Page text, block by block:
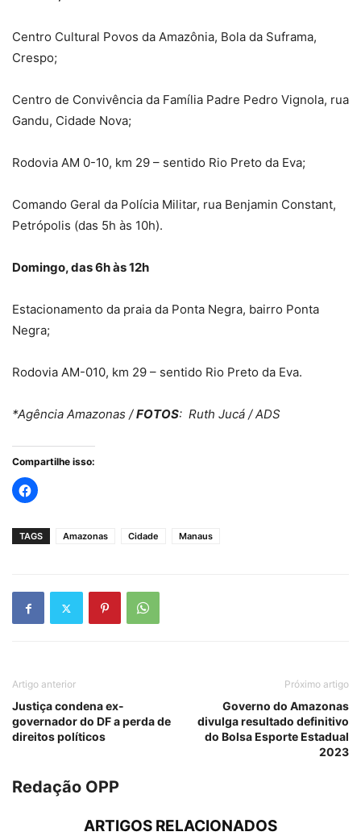
Centro Cultural Povos da Amazônia, Bola da Suframa,
Crespo;
Centro de Convivência da Família Padre Pedro Vignola, rua
Gandu, Cidade Nova;
Rodovia AM 0-10, km 29 – sentido Rio Preto da Eva;
Comando Geral da Polícia Militar, rua Benjamin Constant,
Petrópolis (das 5h às 10h).
Domingo, das 6h às 12h
Estacionamento da praia da Ponta Negra, bairro Ponta
Negra;
Rodovia AM-010, km 29 – sentido Rio Preto da Eva.
*Agência Amazonas /FOTOS: Ruth Jucá / ADS
Compartilhe isso:
TAGS Amazonas Cidade Manaus
Artigo anterior
Justiça condena ex-
governador do DF a perda de
direitos políticos
Próximo artigo
Governo do Amazonas
divulga resultado definitivo
do Bolsa Esporte Estadual
2023
Redação OPP
ARTIGOS RELACIONADOS